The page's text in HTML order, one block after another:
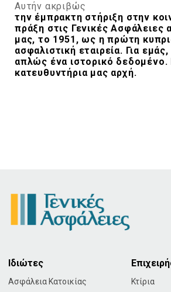
Αυτήν ακριβώς
την έμπρακτη στήριξη στην
πράξη στις Γενικές Ασφάλειες
μας, το 1951, ως η πρώτη
ασφαλιστική εταιρεία. Για
απλώς ένα ιστορικό δεδομένο.
κατευθυντήρια μας αρχή.
Ιδιώτες
Ασφάλεια Κατοικίας
Κτίρια